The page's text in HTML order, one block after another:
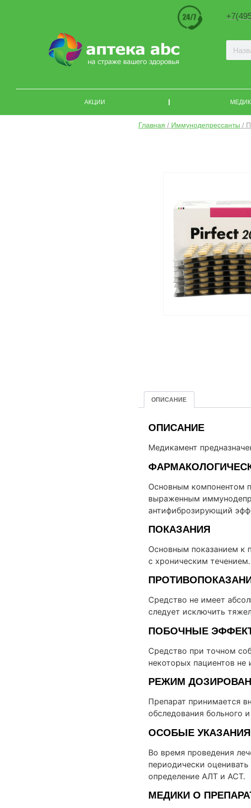
АКЦИИ
Главная / Иммунодепрессанты /
ОПИСАНИЕ
ОПИСАНИЕ
Медикамент
Основным компонентом
выраженным
антифиброзирующий
ПОКАЗАНИЯ
Основным показанием к
с хроническим течением.
Средство не имеет
следует исключить
ПОБОЧНЫЕ
Средство при точном
некоторых пациентов
РЕЖИМ
Препарат принимается
обследования больного
ОСОБЫЕ УКАЗАНИЯ
Во время проведения
периодически
определение АЛТ и АСТ.
МЕДИКИ О